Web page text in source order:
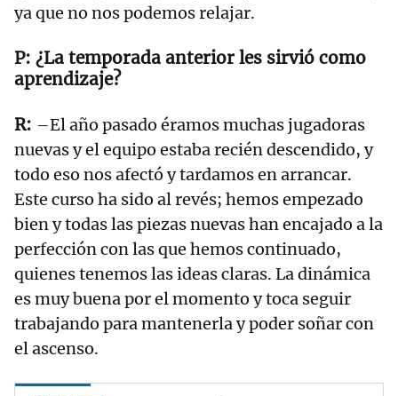
ya que no nos podemos relajar.
¿La temporada anterior les sirvió como
aprendizaje?
–El año pasado éramos muchas jugadoras
nuevas y el equipo estaba recién descendido, y
todo eso nos afectó y tardamos en arrancar.
Este curso ha sido al revés; hemos empezado
bien y todas las piezas nuevas han encajado a la
perfección con las que hemos continuado,
quienes tenemos las ideas claras. La dinámica
es muy buena por el momento y toca seguir
trabajando para mantenerla y poder soñar con
el ascenso.